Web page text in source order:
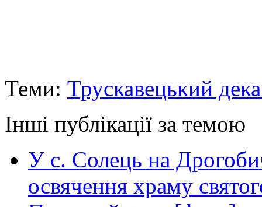
Теми: Трускавецький
Інші публікації за темою
У с. Солець на
освячення храму